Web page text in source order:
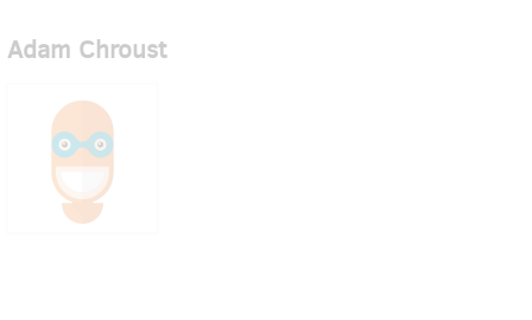
Adam Chroust